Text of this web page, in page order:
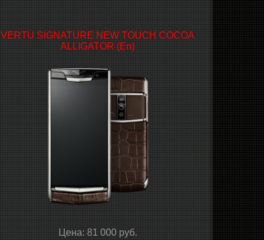
VERTU SIGNATURE NEW TOUCH COCOA
ALLIGATOR (En)
Цена: 81 000 руб.